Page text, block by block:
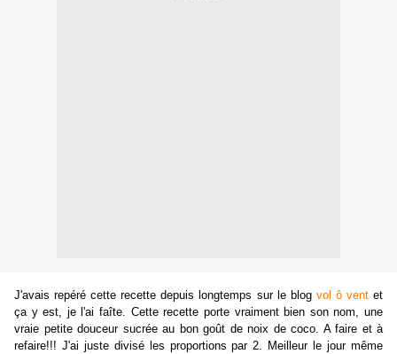
J'avais repéré cette recette depuis longtemps sur le blog vol ô ventet
ça y est, je l'ai faîte. Cette recette porte vraiment bien son nom, une
vraie petite douceur sucrée au bon goût de noix de coco. A faire et à
refaire!!! J'ai juste divisé les proportions par 2. Meilleur le jour même